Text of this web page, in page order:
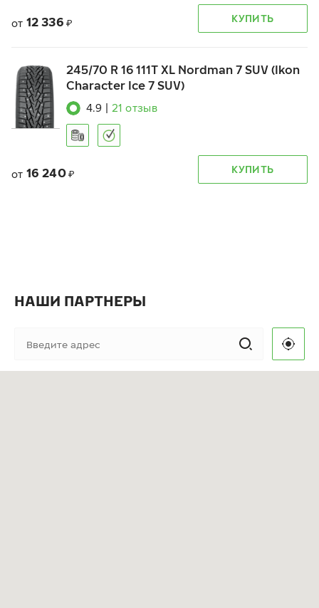
от 12 336 ₽ КУПИТЬ
245/70 R 16 111T XL Nordman 7 SUV (Ikon
Character Ice 7 SUV)
4.9 21 отзыв
от 16 240 ₽ КУПИТЬ
НАШИ ПАРТНЕРЫ